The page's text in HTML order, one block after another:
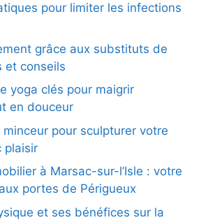
pour limiter les infections
grâce aux substituts de
et conseils
yoga clés pour maigrir
en douceur
pour sculpturer votre
plaisir
à Marsac-sur-l’Isle : votre
portes de Périgueux
et ses bénéfices sur la